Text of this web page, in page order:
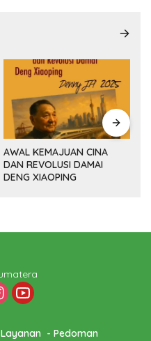
AWAL KEMAJUAN CINA
DAN REVOLUSI DAMAI
DENG XIAOPING
Layanan Pedoman